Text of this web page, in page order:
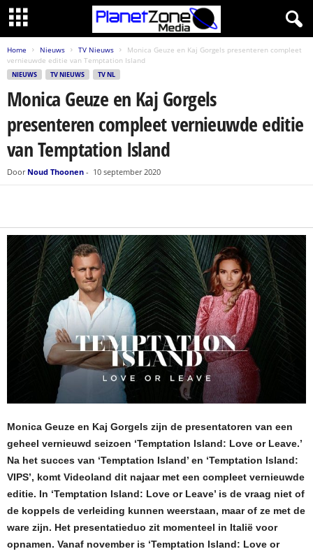
Home Nieuws TV Nieuws
Monica Geuze en Kaj Gorgels presenteren compleet
vernieuwde editie van Temptation Island
NIEUWS TV NIEUWS TV NL
Monica Geuze en Kaj Gorgels
presenteren compleet vernieuwde editie
van Temptation Island
Door Noud Thoonen - 10 september 2020
Monica Geuze en Kaj Gorgels zijn de presentatoren van een
geheel vernieuwd seizoen ‘Temptation Island: Love or Leave.’
Na het succes van ‘Temptation Island’ en ‘Temptation Island:
VIPS’, komt Videoland dit najaar met een compleet vernieuwde
editie. In ‘Temptation Island: Love or Leave’ is de vraag niet of
de koppels de verleiding kunnen weerstaan, maar of ze met de
ware zijn. Het presentatieduo zit momenteel in Italië voor
opnamen. Vanaf november is ‘Temptation Island: Love or